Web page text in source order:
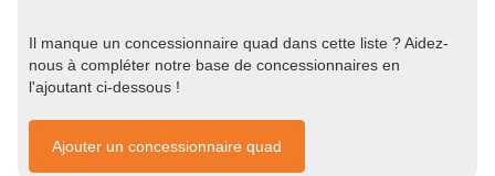
Il manque un concessionnaire quad dans cette liste ? Aidez-
nous à compléter notre base de concessionnaires en
l'ajoutant ci-dessous !
Ajouter un concessionnaire quad